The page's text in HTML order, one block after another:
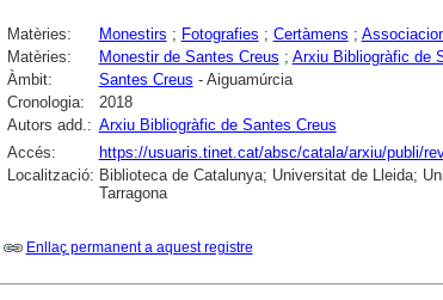
Matèries: Monestirs ; Fotografies ; Certàmens ;
Matèries:
Monestir de Santes Creus ; Arxiu Bibliogràfic de
Àmbit:
Santes Creus - Aiguamúrcia
Cronologia:
2018
Autors add.: Arxiu Bibliogràfic de Santes Creus
Accés:
https://usuaris.tinet.cat/absc/catala/arxiu/publi/
Localització: Biblioteca de Catalunya; Universitat de Lleida;
Tarragona
Enllaç permanent a aquest registre